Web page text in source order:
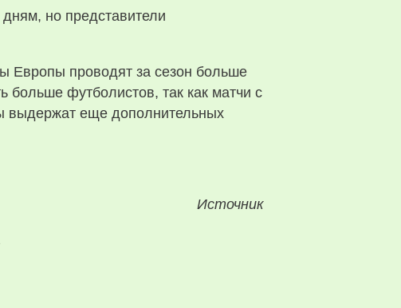
но представители
Европы проводят за сезон больше
больше футболистов, так как матчи с
выдержат еще дополнительных
Источник